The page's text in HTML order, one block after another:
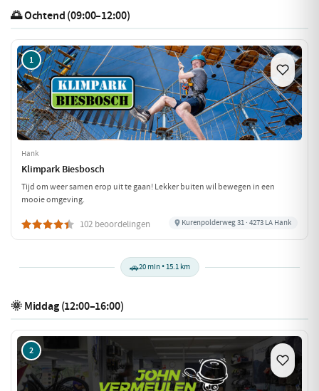
🌅 Ochtend (09:00–12:00)
1
Hank
Klimpark Biesbosch
Tijd om weer samen erop uit te gaan! Lekker buiten wil bewegen in een
mooie omgeving.
102 beoordelingen Kurenpolderweg 31 · 4273 LA Hank
🚗20 min • 15.1 km
🌞 Middag (12:00–16:00)
2